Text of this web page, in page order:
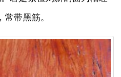
带黑筋。